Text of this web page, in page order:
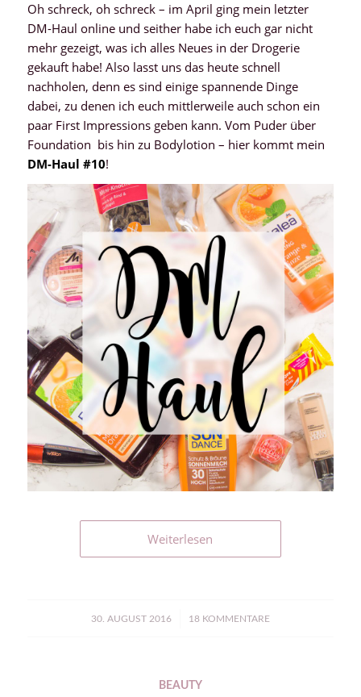
Oh schreck, oh schreck – im April ging mein letzter
DM-Haul online und seither habe ich euch gar nicht
mehr gezeigt, was ich alles Neues in der Drogerie
gekauft habe! Also lasst uns das heute schnell
nachholen, denn es sind einige spannende Dinge
dabei, zu denen ich euch mittlerweile auch schon ein
paar First Impressions geben kann. Vom Puder über
Foundation bis hin zu Bodylotion – hier kommt mein
DM-Haul #10!
Weiterlesen
30. AUGUST 2016
/ 18 KOMMENTARE
BEAUTY